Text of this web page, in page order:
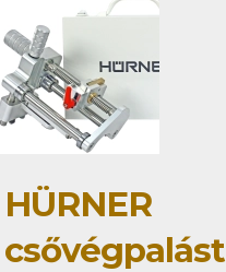
HÜRNER
csővégpalást